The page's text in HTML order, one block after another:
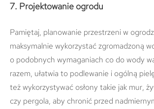
7. Projektowanie ogrodu
Pamiętaj, planowanie przestrzeni w
maksymalnie wykorzystać zgromadzoną
o podobnych wymaganiach co do wody
razem, ułatwia to podlewanie i ogólną
też wykorzystywać osłony takie jak mur,
czy pergola, aby chronić przed